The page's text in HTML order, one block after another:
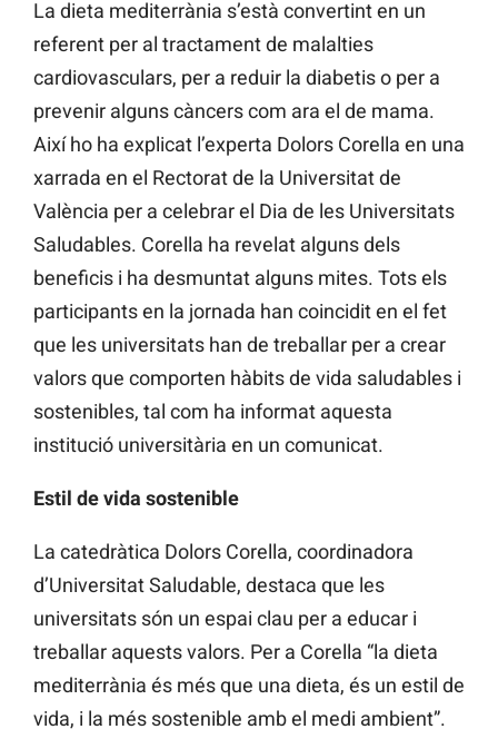
La dieta mediterrània s’està convertint en un
referent per al tractament de malalties
cardiovasculars, per a reduir la diabetis o per a
prevenir alguns càncers com ara el de mama.
Així ho ha explicat l’experta Dolors Corella en una
xarrada en el Rectorat de la Universitat de
València per a celebrar el Dia de les Universitats
Saludables. Corella ha revelat alguns dels
beneficis i ha desmuntat alguns mites. Tots els
participants en la jornada han coincidit en el fet
que les universitats han de treballar per a crear
valors que comporten hàbits de vida saludables i
sostenibles, tal com ha informat aquesta
institució universitària en un comunicat.
Estil de vida sostenible
La catedràtica Dolors Corella, coordinadora
d’Universitat Saludable, destaca que les
universitats són un espai clau per a educar i
treballar aquests valors. Per a Corella “la dieta
mediterrània és més que una dieta, és un estil de
vida, i la més sostenible amb el medi ambient”.